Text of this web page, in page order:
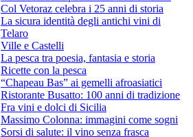
Col Vetoraz celebra i 25 anni di storia
La sicura identità degli antichi vini di
Telaro
Ville e Castelli
La pesca tra poesia, fantasia e storia
Ricette con la pesca
“Chapeau Bas” ai gemelli afroasiatici
Ristorante Busatto: 100 anni di tradizione
Fra vini e dolci di Sicilia
Massimo Colonna: immagini come sogni
Sorsi di salute: il vino senza frasca